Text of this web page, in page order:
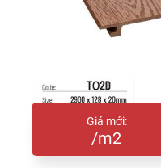
Giá mới:
/m2